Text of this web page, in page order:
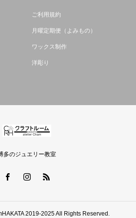
ご利用規約
月曜定期便（よみもの）
ワックス制作
洋彫り
多のジュエリー教室
2019-2025 All Rights Reserved.